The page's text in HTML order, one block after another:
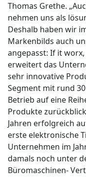
Thomas Grethe.
nehmen uns als
Deshalb haben wir
Markenbilds auch
angepasst: If it worx,
erweitert das
sehr innovative
Segment mit rund
Betrieb auf eine
Produkte
Jahren erfolgreich
erste elektronische
Unternehmen im
damals noch unter
Büromaschinen-